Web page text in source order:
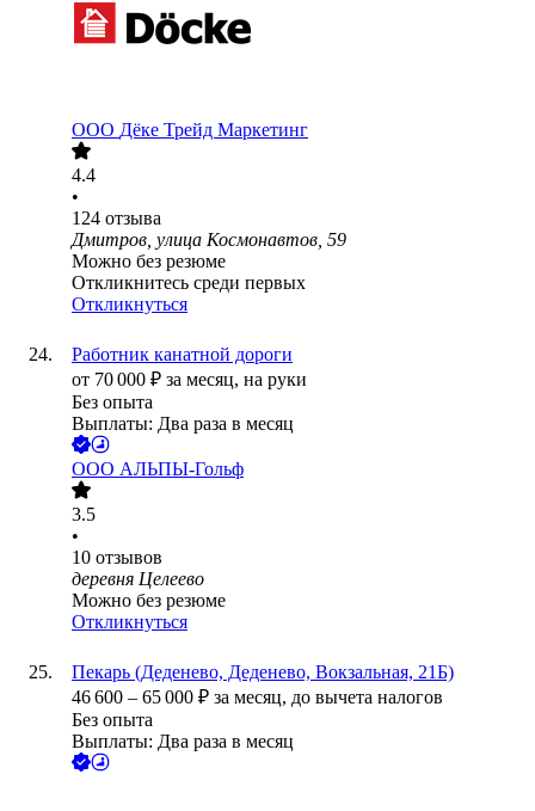
ООО Дёке Трейд Маркетинг
4.4
•
124 отзыва
Дмитров, улица Космонавтов, 59
Можно без резюме
Откликнитесь среди первых
Откликнуться
Работник канатной дороги
от 70 000 ₽ за месяц, на руки
Без опыта
Выплаты: Два раза в месяц
ООО АЛЬПЫ-Гольф
3.5
•
10 отзывов
деревня Целеево
Можно без резюме
Откликнуться
Пекарь (Деденево, Деденево, Вокзальная, 21Б)
46 600 – 65 000 ₽ за месяц, до вычета налогов
Без опыта
Выплаты: Два раза в месяц